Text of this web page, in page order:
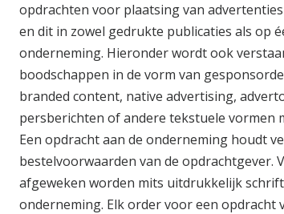
opdrachten voor plaatsing van
en dit in zowel gedrukte publicaties als op
onderneming. Hieronder wordt ook
boodschappen in de vorm van
branded content, native advertising,
persberichten of andere tekstuele vormen
Een opdracht aan de onderneming houdt
bestelvoorwaarden van de opdrachtgever.
afgeweken worden mits uitdrukkelijk
onderneming. Elk order voor een opdracht